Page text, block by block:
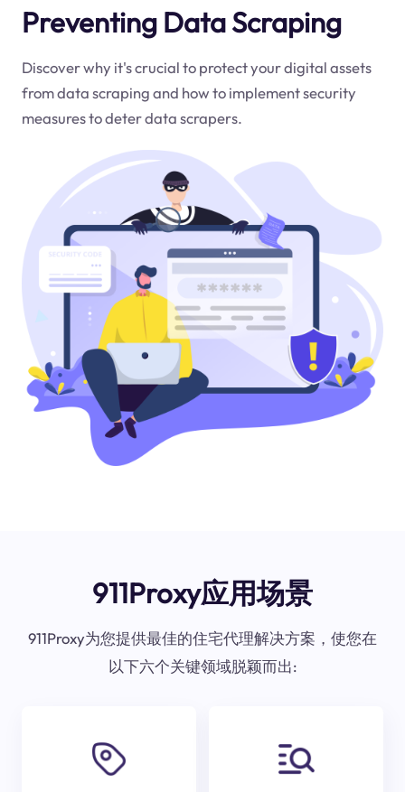
Preventing Data Scraping
Discover why it's crucial to protect your digital assets
from data scraping and how to implement security
measures to deter data scrapers.
911Proxy应用场景
911Proxy为您提供最佳的住宅代理解决方案，使您在
以下六个关键领域脱颖而出: